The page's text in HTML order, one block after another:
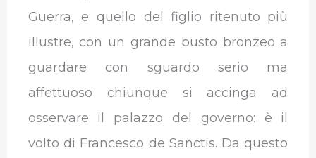
Guerra, e quello del figlio ritenuto più
illustre, con un grande busto bronzeo a
guardare con sguardo serio ma
affettuoso chiunque si accinga ad
osservare il palazzo del governo: è il
volto di Francesco de Sanctis. Da questo